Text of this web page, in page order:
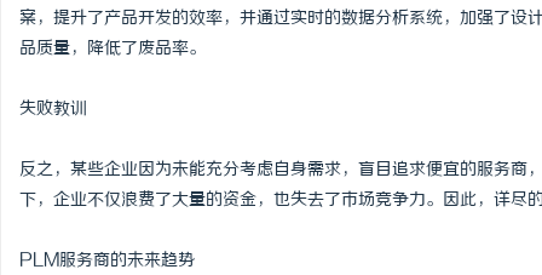
案，提升了产品开发的效率，并通过实时的数据分析系统，加强了
品质量，降低了废品率。
失败教训
反之，某些企业因为未能充分考虑自身需求，盲目追求便宜的服务
下，企业不仅浪费了大量的资金，也失去了市场竞争力。因此，详
PLM服务商的未来趋势